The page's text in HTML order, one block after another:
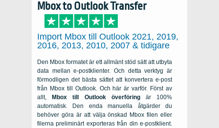
Mbox to Outlook Transfer
Import Mbox till Outlook 2021, 2019,
2016, 2013, 2010, 2007 & tidigare
Den Mbox formatet är ett allmänt stöd sätt att utbyta
data mellan e-postklienter. Och detta verktyg är
förmodligen det bästa sättet att konvertera e-post
från Mbox till Outlook. Och här är varför. Först av
allt,
Mbox till Outlook överföringär 100%
automatisk. Den enda manuella åtgärder du
behöver göra är att välja önskad Mbox filen eller
filerna preliminärt exporteras från din e-postklient.